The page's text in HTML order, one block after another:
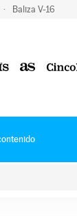
Baliza V-16